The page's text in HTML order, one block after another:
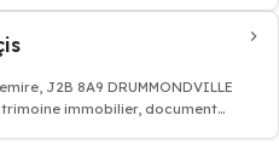
J2B 8A9 DRUMMONDVILLE
immobilier, document